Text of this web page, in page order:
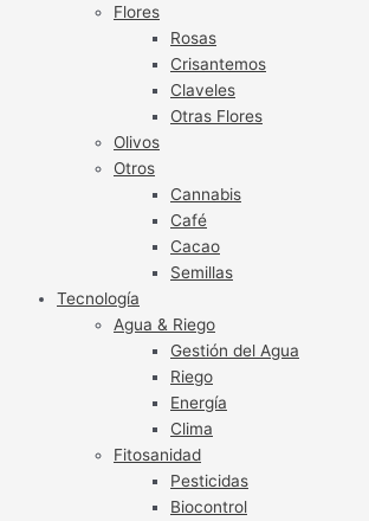
Flores
Rosas
Crisantemos
Claveles
Otras Flores
Olivos
Otros
Cannabis
Café
Cacao
Semillas
Tecnología
Agua & Riego
Gestión del Agua
Riego
Energía
Clima
Fitosanidad
Pesticidas
Biocontrol